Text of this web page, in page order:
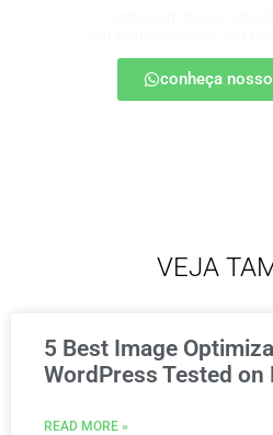
conheça
VEJA
5 Best Image
WordPress Tested on
READ MORE »